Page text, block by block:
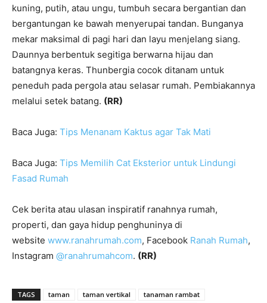
kuning, putih, atau ungu, tumbuh secara bergantian dan
bergantungan ke bawah menyerupai tandan. Bunganya
mekar maksimal di pagi hari dan layu menjelang siang.
Daunnya berbentuk segitiga berwarna hijau dan
batangnya keras. Thunbergia cocok ditanam untuk
peneduh pada pergola atau selasar rumah. Pembiakannya
melalui setek batang. (RR)
Baca Juga: Tips Menanam Kaktus agar Tak Mati
Baca Juga: Tips Memilih Cat Eksterior untuk Lindungi
Fasad Rumah
Cek berita atau ulasan inspiratif ranahnya rumah,
properti, dan gaya hidup penghuninya di
website www.ranahrumah.com, Facebook Ranah Rumah,
Instagram @ranahrumahcom. (RR)
TAGS taman taman vertikal
tanaman rambat